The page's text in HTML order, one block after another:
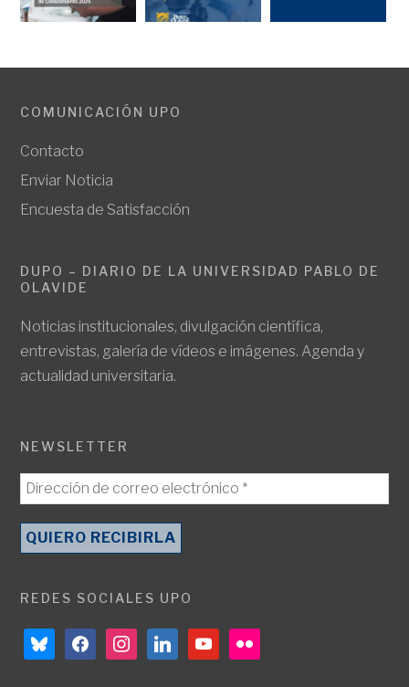
COMUNICACIÓN UPO
Contacto
Enviar Noticia
Encuesta de Satisfacción
DUPO – DIARIO DE LA UNIVERSIDAD PABLO DE
OLAVIDE
Noticias institucionales, divulgación científica,
entrevistas, galería de vídeos e imágenes. Agenda y
actualidad universitaria.
NEWSLETTER
REDES SOCIALES UPO
blueskyfacebookinstagramlinkedinyoutubeflickr